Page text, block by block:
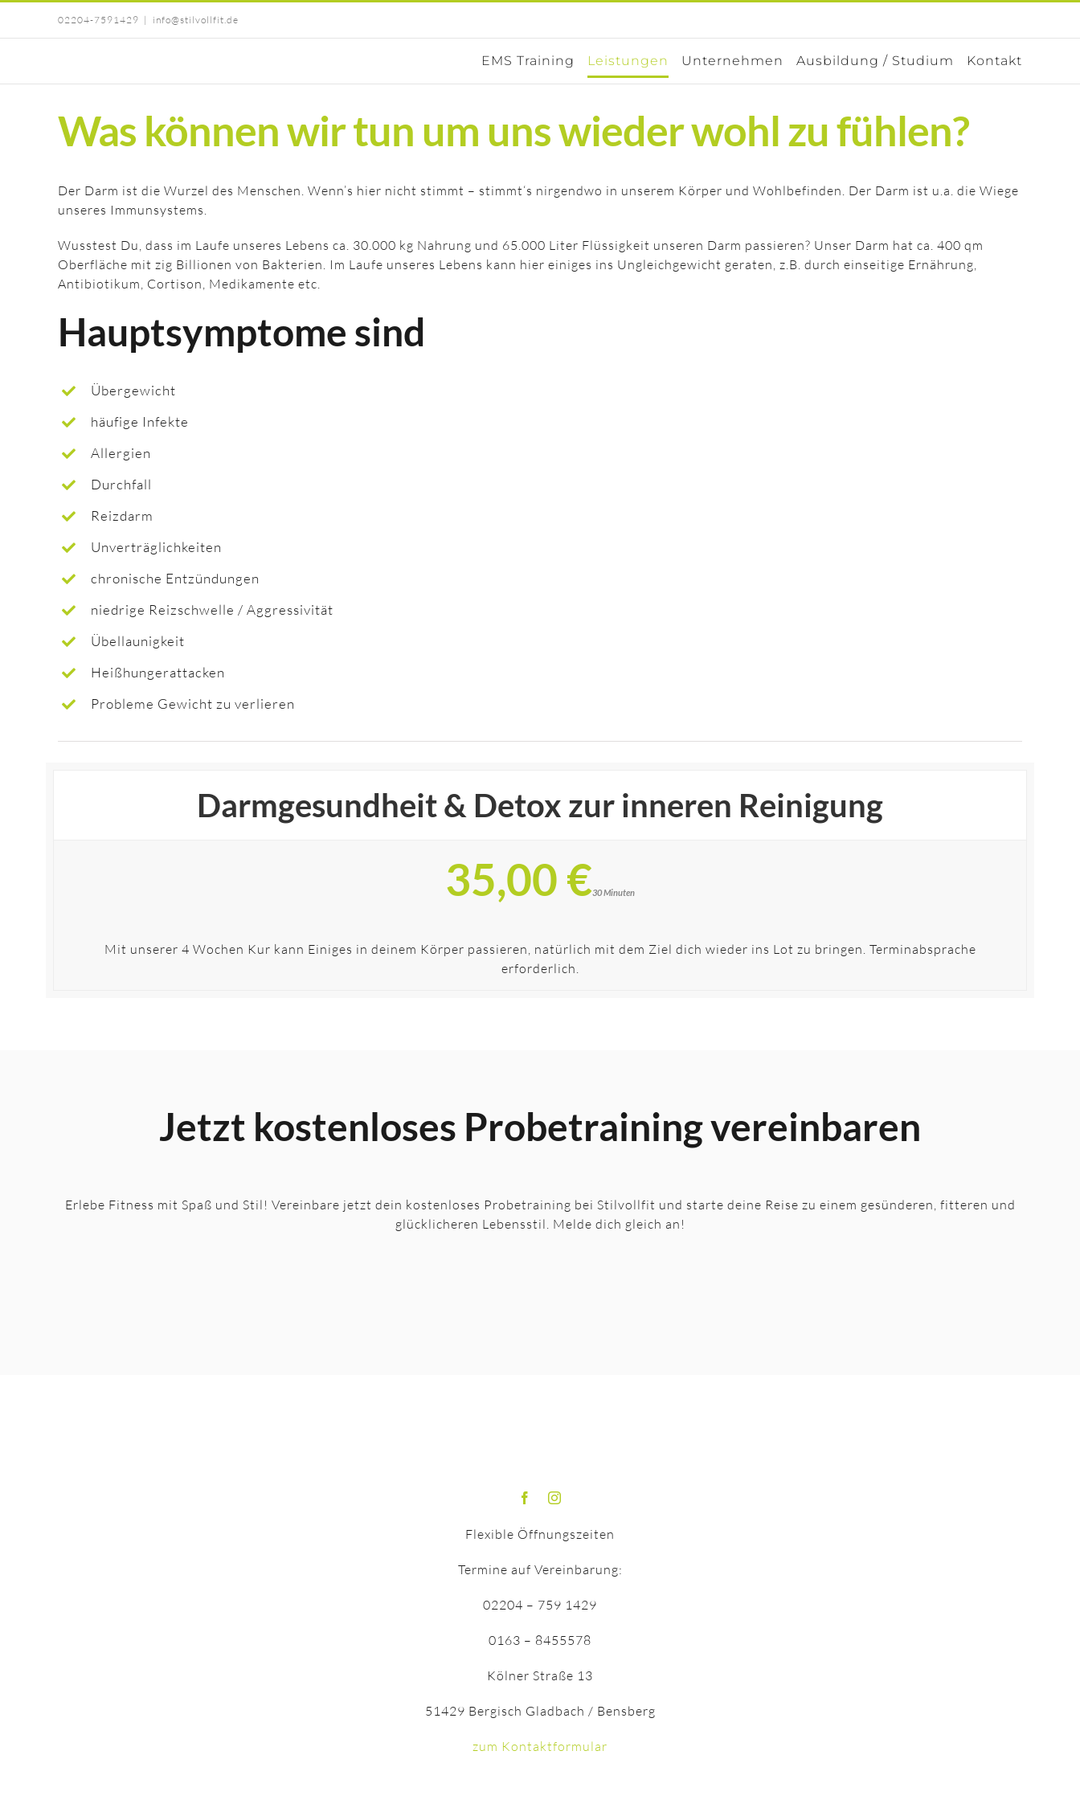
02204-7591429 | info@stilvollfit.de
EMS Training Leistungen Unternehmen Ausbildung / Studium Kontakt
Was können wir tun um uns wieder wohl zu fühlen?
Der Darm ist die Wurzel des Menschen. Wenn’s hier nicht stimmt – stimmt‘s nirgendwo in unserem Körper und Wohlbefinden. Der Darm ist u.a. die Wiege
unseres Immunsystems.
Wusstest Du, dass im Laufe unseres Lebens ca. 30.000 kg Nahrung und 65.000 Liter Flüssigkeit unseren Darm passieren? Unser Darm hat ca. 400 qm
Oberfläche mit zig Billionen von Bakterien. Im Laufe unseres Lebens kann hier einiges ins Ungleichgewicht geraten, z.B. durch einseitige Ernährung,
Antibiotikum, Cortison, Medikamente etc.
Hauptsymptome sind
Übergewicht
häufige Infekte
Allergien
Durchfall
Reizdarm
Unverträglichkeiten
chronische Entzündungen
niedrige Reizschwelle / Aggressivität
Übellaunigkeit
Heißhungerattacken
Probleme Gewicht zu verlieren
Darmgesundheit & Detox zur inneren Reinigung
35,00 €30 Minuten
Mit unserer 4 Wochen Kur kann Einiges in deinem Körper passieren, natürlich mit dem Ziel dich wieder ins Lot zu bringen. Terminabsprache
erforderlich.
Jetzt kostenloses Probetraining vereinbaren
Erlebe Fitness mit Spaß und Stil! Vereinbare jetzt dein kostenloses Probetraining bei Stilvollfit und starte deine Reise zu einem gesünderen, fitteren und
glücklicheren Lebensstil. Melde dich gleich an!
Flexible Öffnungszeiten
Termine auf Vereinbarung:
02204 – 759 1429
0163 – 8455578
Kölner Straße 13
51429 Bergisch Gladbach / Bensberg
zum Kontaktformular